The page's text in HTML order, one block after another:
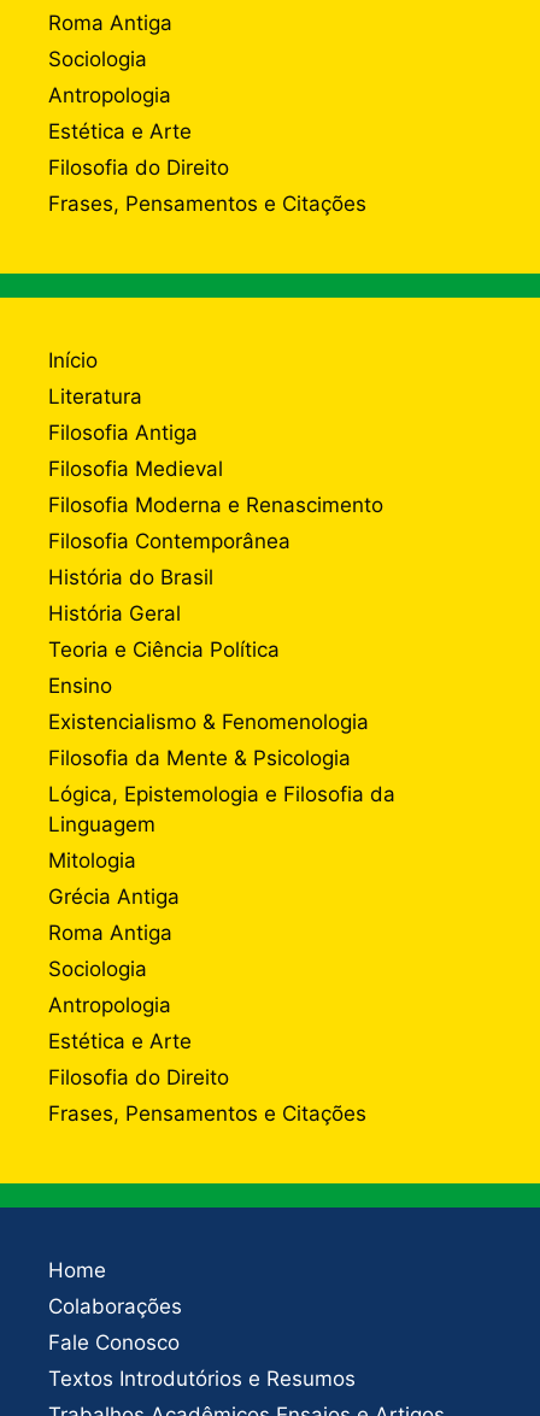
Roma Antiga
Sociologia
Antropologia
Estética e Arte
Filosofia do Direito
Frases, Pensamentos e Citações
Início
Literatura
Filosofia Antiga
Filosofia Medieval
Filosofia Moderna e Renascimento
Filosofia Contemporânea
História do Brasil
História Geral
Teoria e Ciência Política
Ensino
Existencialismo & Fenomenologia
Filosofia da Mente & Psicologia
Lógica, Epistemologia e Filosofia da
Linguagem
Mitologia
Grécia Antiga
Roma Antiga
Sociologia
Antropologia
Estética e Arte
Filosofia do Direito
Frases, Pensamentos e Citações
Home
Colaborações
Fale Conosco
Textos Introdutórios e Resumos